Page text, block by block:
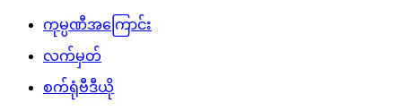
ကုမ္ပဏီအကြောင်း
လက်မှတ်
စက်ရုံဗီဒီယို